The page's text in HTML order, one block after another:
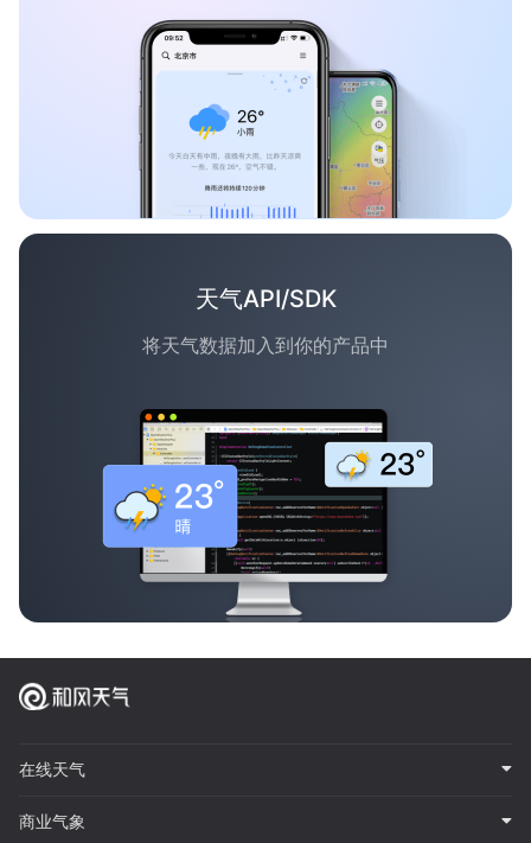
天气API/SDK
将天气数据加入到你的产品中
在线天气
商业气象